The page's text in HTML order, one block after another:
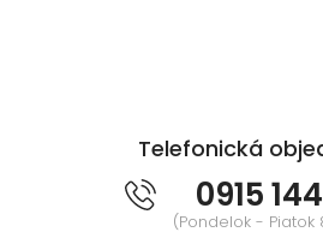
Telefonická
0915
(Pondelok - Piatok